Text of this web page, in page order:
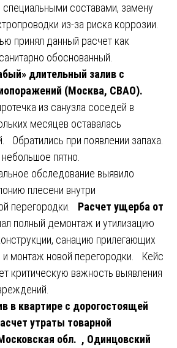
специальными составами, замену
из-за риска коррозии.
принял данный расчет как
обоснованный.
длительный залив с
(Москва, СВАО).
из санузла соседей в
месяцев оставалась
Обратились при появлении запаха.
пятно.
обследование выявило
плесени внутри
перегородки. Расчет ущерба от
полный демонтаж и утилизацию
санацию прилегающих
и монтаж новой перегородки. Кейс
критическую важность выявления
в квартире с дорогостоящей
утраты товарной
обл. , Одинцовский